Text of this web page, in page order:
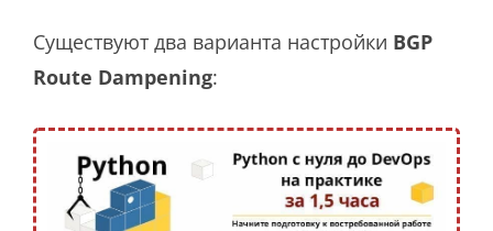
Существуют два варианта настройки BGP
Route Dampening: